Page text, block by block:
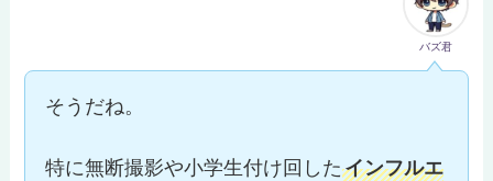
バズ君
そうだね。
特に無断撮影や小学生付け回したインフルエ